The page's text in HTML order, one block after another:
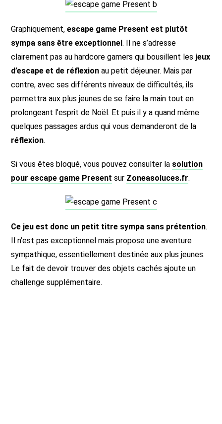
Graphiquement,escape game Present est plutôt
sympa sans être exceptionnel. Il ne s’adresse
clairement pas au hardcore gamers qui bousillent les jeux
d’escape et de réflexion au petit déjeuner. Mais par
contre, avec ses différents niveaux de difficultés, ils
permettra aux plus jeunes de se faire la main tout en
prolongeant l’esprit de Noël. Et puis il y a quand même
quelques passages ardus qui vous demanderont de la
réflexion.
Si vous êtes bloqué, vous pouvez consulter la solution
pour escape game Present sur Zoneasoluces.fr.
Ce jeu est donc un petit titre sympa sans prétention.
Il n’est pas exceptionnel mais propose une aventure
sympathique, essentiellement destinée aux plus jeunes.
Le fait de devoir trouver des objets cachés ajoute un
challenge supplémentaire.